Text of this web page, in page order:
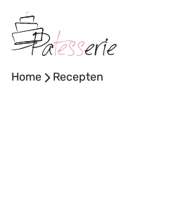
naar
de
Home - Recepten